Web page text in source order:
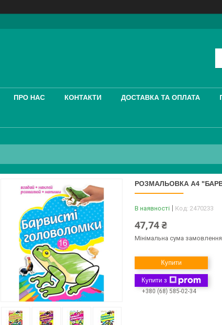
ПРО НАС КОНТАКТИ ДОСТАВКА ТА ОПЛАТА
РОЗМАЛЬОВКА A4
В наявності Код: 2470233
47,74 ₴
Мінімальна сума
Купити
Купити з
+380 (68) 585-02-34